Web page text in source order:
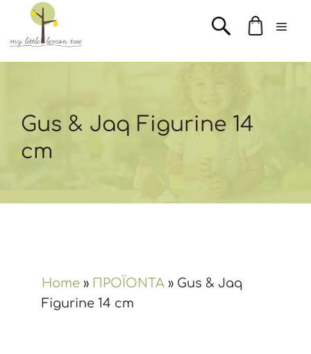
Μετάβαση
περιεχόμενο
Gus & Jaq Figurine 14
cm
Home » ΠΡΟΪΟΝΤΑ » Gus & Jaq
Figurine 14 cm